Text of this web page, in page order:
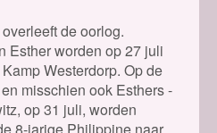
de oorlog.
Esther worden op 27 juli
Westerdorp. Op de
misschien ook Esthers -
op 31 juli, worden